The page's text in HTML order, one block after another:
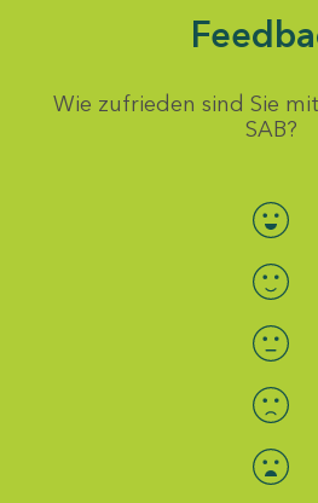
Wie zufrieden sind Sie
SAB?